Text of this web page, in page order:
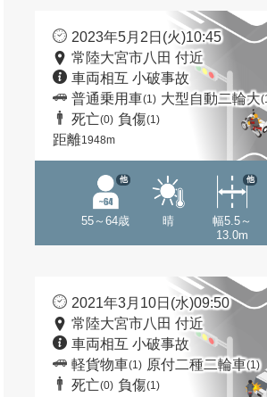
2023年5月2日(火)10:45
常陸大宮市八田 付近
車両相互 小破事故
普通乗用車(1) 大型自動二輪大
死亡(0) 負傷(1)
距離1948m
55～64歳
他
晴
幅5.5～
13.0m
他
2021年3月10日(水)09:50
常陸大宮市八田 付近
車両相互 小破事故
軽貨物車(1) 原付二種二輪車(1)
死亡(0) 負傷(1)